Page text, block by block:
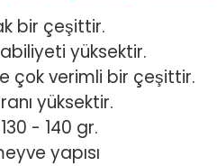
bir çeşittir.
yüksektir.
çok verimli bir çeşittir.
yüksektir.
- 140 gr.
yapısı